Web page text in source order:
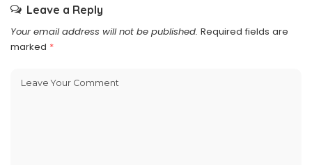
Leave a Reply
Your email address will not be published. Required fields are
marked *